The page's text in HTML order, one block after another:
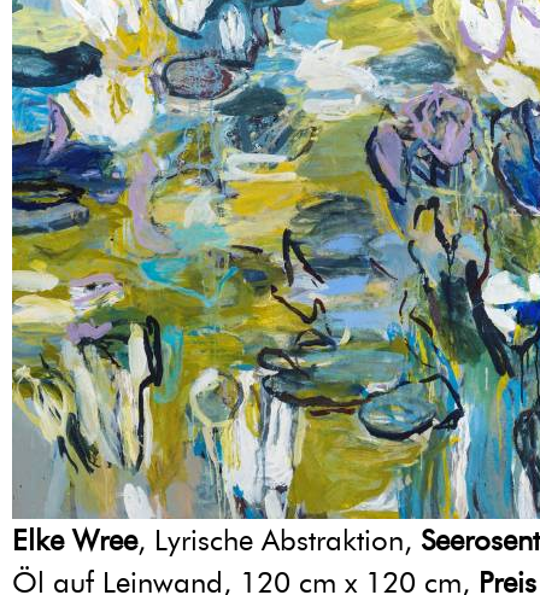
Elke Wree, Lyrische Abstraktion,
Öl auf Leinwand, 120 cm x 120 cm,